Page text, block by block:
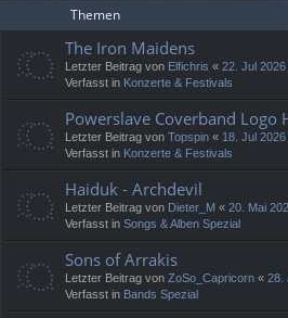
Themen
The Iron Maidens
Letzter Beitrag von Elfichris « 22. Jul
Verfasst in Konzerte & Festivals
Powerslave Coverband Logo
Letzter Beitrag von Topspin « 18. Jul
Verfasst in Konzerte & Festivals
Haiduk - Archdevil
Letzter Beitrag von Dieter_M « 20. Mai
Verfasst in Songs & Alben Spezial
Sons of Arrakis
Letzter Beitrag von ZoSo_Capricorn « 28.
Verfasst in Bands Spezial